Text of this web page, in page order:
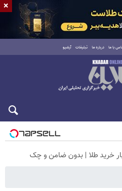
با ما درباره ما تبلیغات آرشیو
×